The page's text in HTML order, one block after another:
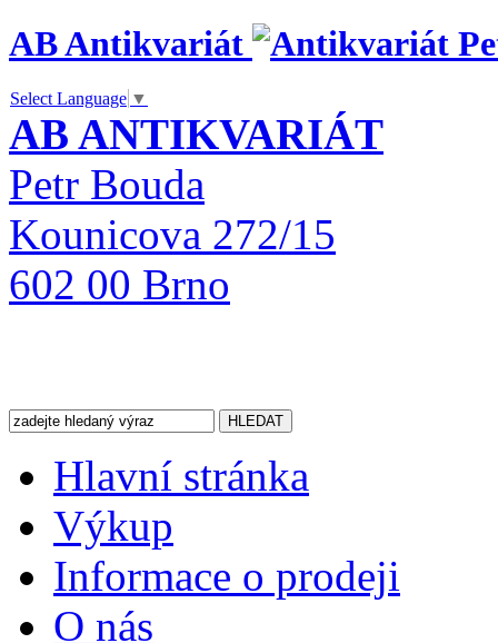
AB Antikvariát
Select Language ▼
AB ANTIKVARIÁT
Petr Bouda
Kounicova 272/15
602 00 Brno
Hlavní stránka
Výkup
Informace o prodeji
O nás